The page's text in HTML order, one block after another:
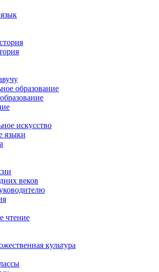
образование
искусство
языки
веков
чтение
культура